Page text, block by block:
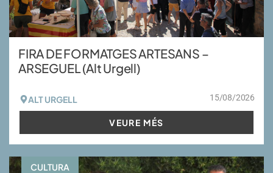
FIRA DE FORMATGES ARTESANS –
ARSEGUEL (Alt Urgell)
ALT URGELL 15/08/2026
VEURE MÉS
CULTURA